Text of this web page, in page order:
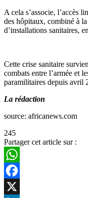
A cela s’associe, l’accès
des hôpitaux, combiné à
d’installations sanitaires,
Cette crise sanitaire
combats entre l’armée et
paramilitaires depuis avril
La rédaction
source: africanews.com
245
Partager cet article sur :
WhatsApp
Facebook